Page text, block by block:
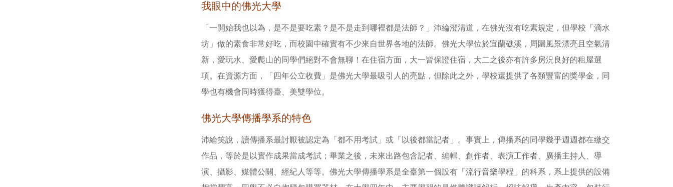
我眼中的佛光大學
「一開始我也以為，是不是要吃素？是不是走到哪裡都是法師？」沛綸澄清道，在佛光沒有吃素規定，但學校「滴水
坊」做的素食非常好吃，而校園中確實有不少來自世界各地的法師。佛光大學位於宜蘭礁溪，周圍風景漂亮且空氣清
新，愛玩水、愛爬山的同學們絕對不會無聊！在住宿方面，大一皆保證住宿，大二之後亦有許多房況良好的租屋選
項。在資源方面，「四年公立收費」是佛光大學最吸引人的亮點，但除此之外，學校還提供了各類豐富的獎學金，同
學也有機會同時獲得臺、美雙學位。
佛光大學傳播學系的特色
沛綸笑說，讀傳播系最討厭被認定為「都不用考試」或「以後都當記者」。事實上，傳播系的同學幾乎週週都在繳交
作品，等於是以實作成果當成考試；畢業之後，未來出路包含記者、編輯、創作者、表演工作者、廣播主持人、導
演、攝影、媒體公關、經紀人等等。佛光大學傳播學系是全臺第一個設有「流行音樂學程」的科系，系上提供的設備